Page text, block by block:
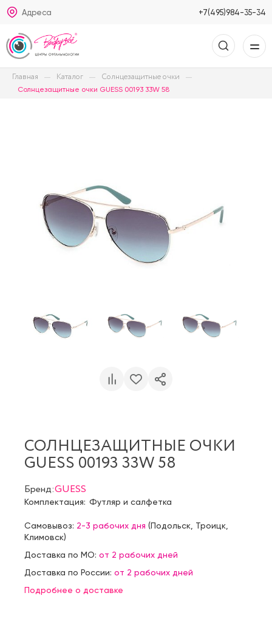
Адреса +7(495)984-35-34
Главная Каталог Солнцезащитные очки
Солнцезащитные очки GUESS 00193 33W 58
СОЛНЦЕЗАЩИТНЫЕ ОЧКИ
GUESS 00193 33W 58
Бренд:GUESS
Комплектация: Футляр и салфетка
Самовывоз: 2-3 рабочих дня (Подольск Троицк
Климовск)
Доставка по МО: от 2 рабочих дней
Доставка по России: от 2 рабочих дней
Подробнее о доставке